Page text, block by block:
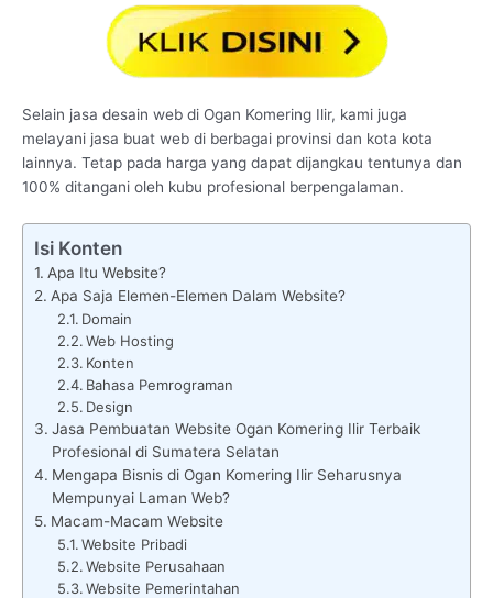
Selain jasa desain web di Ogan Komering Ilir, kami juga
melayani jasa buat web di berbagai provinsi dan kota kota
lainnya. Tetap pada harga yang dapat dijangkau tentunya dan
100% ditangani oleh kubu profesional berpengalaman.
Isi Konten
Apa Itu Website?
Apa Saja Elemen-Elemen Dalam Website?
Domain
Web Hosting
Konten
Bahasa Pemrograman
Design
Jasa Pembuatan Website Ogan Komering Ilir Terbaik
Profesional di Sumatera Selatan
Mengapa Bisnis di Ogan Komering Ilir Seharusnya
Mempunyai Laman Web?
Macam-Macam Website
Website Pribadi
Website Perusahaan
Website Pemerintahan